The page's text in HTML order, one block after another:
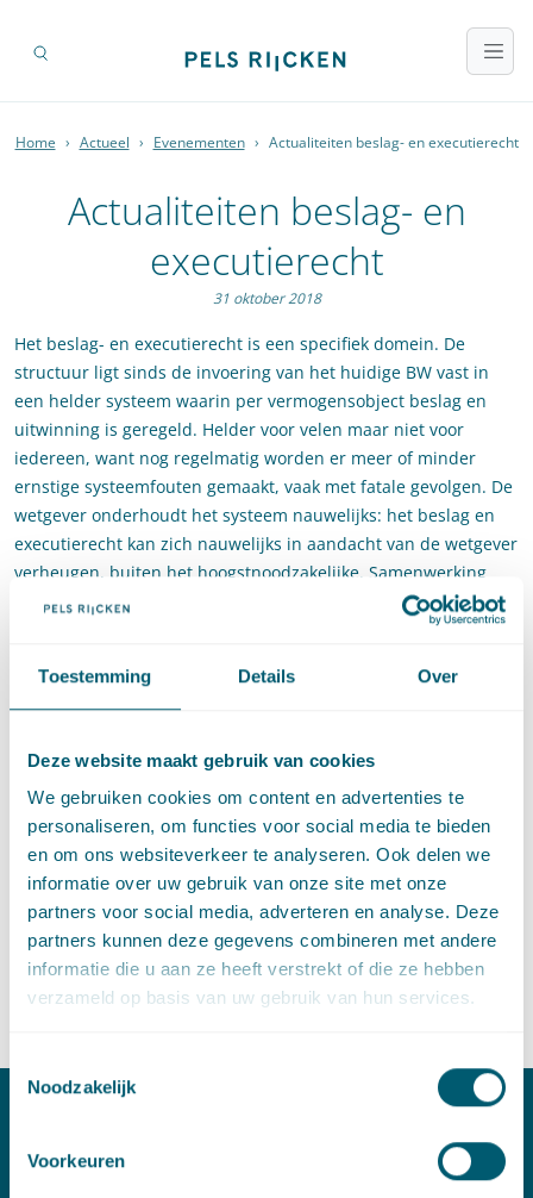
Toestemming Details Over
Deze website maakt gebruik van cookies
We gebruiken cookies om content en advertenties te
personaliseren, om functies voor social media te bieden
en om ons websiteverkeer te analyseren. Ook delen we
informatie over uw gebruik van onze site met onze
partners voor social media, adverteren en analyse. Deze
partners kunnen deze gegevens combineren met andere
informatie die u aan ze heeft verstrekt of die ze hebben
verzameld op basis van uw gebruik van hun services.
Noodzakelijk
Voorkeuren
Home › Actueel › Evenementen › Actualiteiten beslag- en executierecht
Actualiteiten beslag- en
executierecht
31 oktober 2018
Het beslag- en executierecht is een specifiek domein. De
structuur ligt sinds de invoering van het huidige BW vast in
een helder systeem waarin per vermogensobject beslag en
uitwinning is geregeld. Helder voor velen maar niet voor
iedereen, want nog regelmatig worden er meer of minder
ernstige systeemfouten gemaakt, vaak met fatale gevolgen. De
wetgever onderhoudt het systeem nauwelijks: het beslag en
executierecht kan zich nauwelijks in aandacht van de wetgever
verheugen, buiten het hoogstnoodzakelijke. Samenwerking
met de gerechtsdeurwaarder is een must om effectief te
Tijdens deze cursus bespreekt Jeroen Nijenhuis de
jurisprudentie van de afgelopen jaren, zowel bij de HR als
Datum: dinsdag 10 oktober 2017
Tijd: 16.00-18.10 uur
Docent: Jeroen Nijenhuis
PO/PE-punten: 2